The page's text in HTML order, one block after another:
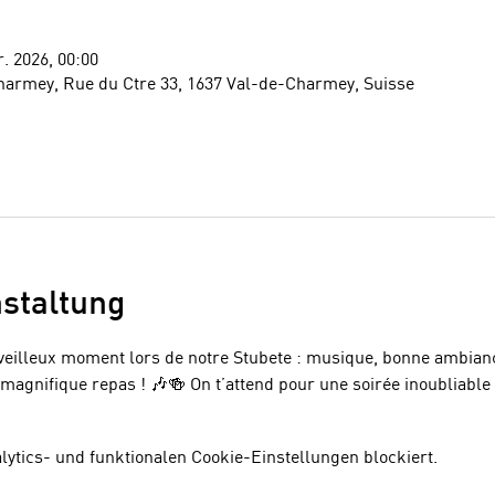
2026, 00:00
Rue du Ctre 33, 1637 Val-de-Charmey, Suisse
moment lors de notre Stubete : musique, bonne
repas ! 🎶🍻 On t’attend pour une soirée inoubliable
und funktionalen Cookie-Einstellungen blockiert.